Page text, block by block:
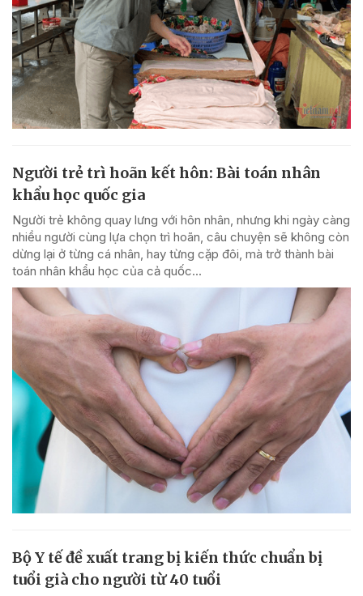
Người trẻ trì hoãn kết hôn: Bài toán nhân
khẩu học quốc gia
Người trẻ không quay lưng với hôn nhân, nhưng khi ngày càng
nhiều người cùng lựa chọn trì hoãn, câu chuyện sẽ không còn
dừng lại ở từng cá nhân, hay từng cặp đôi, mà trở thành bài
toán nhân khẩu học của cả quốc...
Bộ Y tế đề xuất trang bị kiến thức chuẩn bị
tuổi già cho người từ 40 tuổi